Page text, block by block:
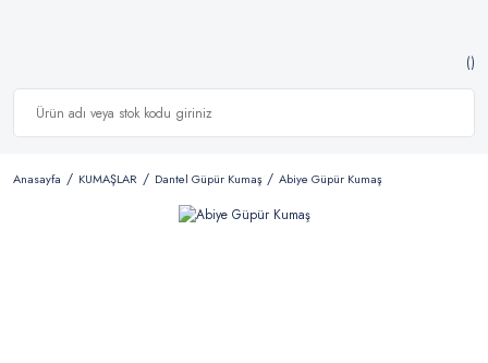
Anasayfa KUMAŞLAR Dantel Güpür Kumaş Abiye Güpür Kumaş